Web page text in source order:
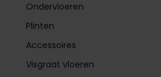
Ondervloeren
Plinten
Accessoires
Visgraat vloeren